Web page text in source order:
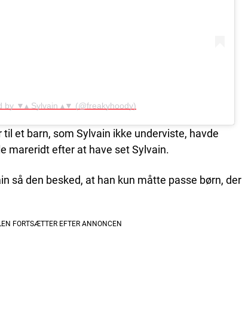
by ▼▴ Sylvain ▴▼ (@freakyhoody)
et barn, som Sylvain ikke underviste, havde
mareridt efter at have set Sylvain.
så den besked, at han kun måtte passe børn, der